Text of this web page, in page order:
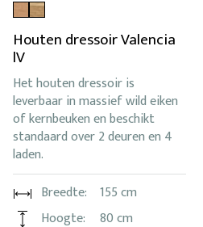
Houten dressoir Valencia
lV
Het houten dressoir is
leverbaar in massief wild eiken
of kernbeuken en beschikt
standaard over 2 deuren en 4
laden.
Breedte:
155 cm
Hoogte:
80 cm